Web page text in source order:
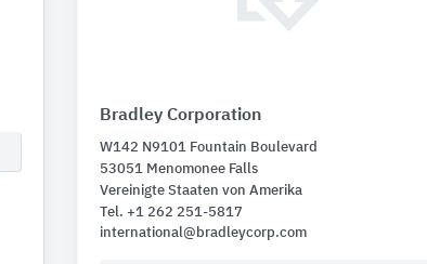
Bradley Corporation
W142 N9101 Fountain Boulevard
53051 Menomonee Falls
Vereinigte Staaten von Amerika
Tel. +1 262 251-5817
international@bradleycorp.com